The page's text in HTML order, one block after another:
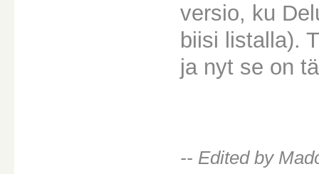
versio, ku
biisi listalla).
ja nyt se on
-- Edited by